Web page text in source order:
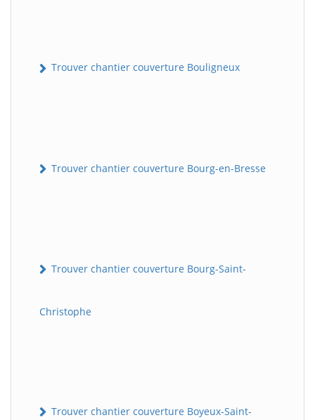
Trouver chantier couverture Bouligneux
Trouver chantier couverture Bourg-en-Bresse
Trouver chantier couverture Bourg-Saint-
Christophe
Trouver chantier couverture Boyeux-Saint-